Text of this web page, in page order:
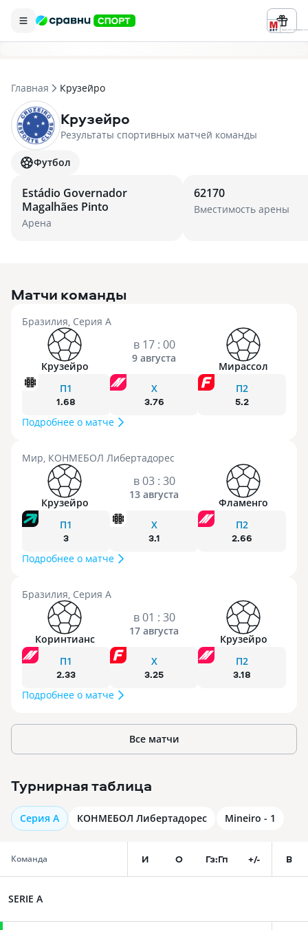
Реклама ООО «БК «Марафон» ИНН
Главная Крузейро
Крузейро
Результаты спортивных матчей команды
Футбол
Estádio Governador
Magalhães Pinto
Арена
62170
Вместимость арены
Матчи команды
Бразилия, Серия А
Крузейро
в 17 : 00
9 августа
Мирассол
П1
1.68
X
3.76
П2
5.2
Подробнее о матче
Мир, КОНМЕБОЛ Либертадорес
Крузейро
в 03 : 30
13 августа
Фламенго
П1
3
X
3.1
П2
2.66
Подробнее о матче
Бразилия, Серия А
Коринтианс
в 01 : 30
17 августа
Крузейро
П1
2.33
X
3.25
П2
3.18
Подробнее о матче
Все матчи
Турнирная таблица
Серия А КОНМЕБОЛ Либертадорес Mineiro - 1
Команда И О Гз:Гп +/- В
SERIE A